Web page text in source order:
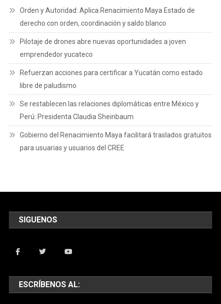
Orden y Autoridad: Aplica Renacimiento Maya Estado de
derecho con orden, coordinación y saldo blanco
Pilotaje de drones abre nuevas oportunidades a joven
emprendedor yucateco
Refuerzan acciones para certificar a Yucatán como estado
libre de paludismo
Se restablecen las relaciones diplomáticas entre México y
Perú: Presidenta Claudia Sheinbaum
Gobierno del Renacimiento Maya facilitará traslados gratuitos
para usuarias y usuarios del CREE
SIGUENOS
ESCRÍBENOS AL: